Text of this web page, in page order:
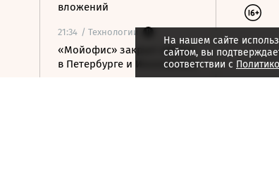
вложений
21:34 / Технологии
«Мойофис» закрыл офисы
в Петербурге и Иннополисе
На нашем сайте
сайтом, вы
соответствии с